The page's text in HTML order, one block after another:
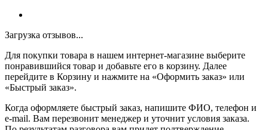
Загрузка отзывов...
Для покупки товара в нашем интернет-магазине выберите
понравившийся товар и добавьте его в корзину. Далее
перейдите в Корзину и нажмите на «Оформить заказ» или
«Быстрый заказ».
Когда оформляете быстрый заказ, напишите ФИО, телефон и
e-mail. Вам перезвонит менеджер и уточнит условия заказа.